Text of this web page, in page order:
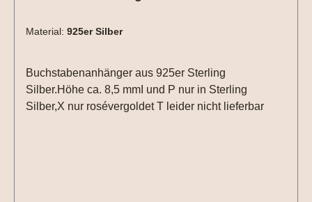
Material: 925er Silber
Buchstabenanhänger aus 925er Sterling
Silber.Höhe ca. 8,5 mmI und P nur in Sterling
Silber,X nur rosévergoldet T leider nicht lieferbar